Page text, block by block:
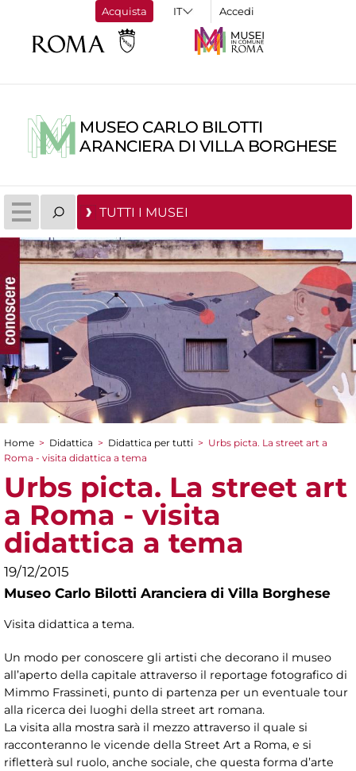
Acquista Accedi
MUSEO CARLO BILOTTI
ARANCIERA DI VILLA BORGHESE
TUTTI I MUSEI
Tu sei qui
Home > Didattica > Didattica per tutti > Urbs picta. La street art a
Roma - visita didattica a tema
Urbs picta. La street art
a Roma - visita
didattica a tema
19/12/2015
Museo Carlo Bilotti Aranciera di Villa Borghese
Visita didattica a tema.
Un modo per conoscere gli artisti che decorano il museo
all’aperto della capitale attraverso il reportage fotografico di
Mimmo Frassineti, punto di partenza per un eventuale tour
alla ricerca dei luoghi della street art romana.
La visita alla mostra sarà il mezzo attraverso il quale si
racconteranno le vicende della Street Art a Roma, e si
rifletterà sul ruolo, anche sociale, che questa forma d’arte